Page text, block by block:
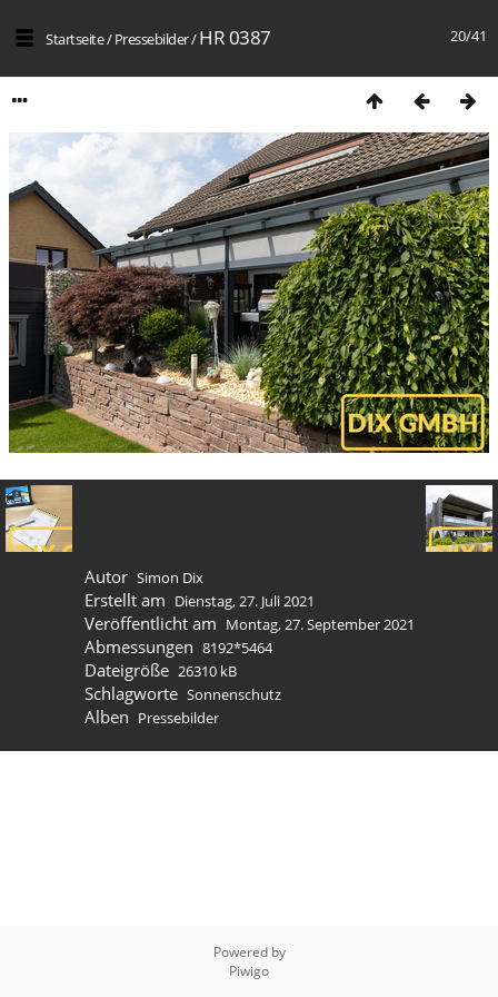
20/41
Startseite/Pressebilder/HR 0387
Autor Simon Dix
Erstellt am Dienstag, 27. Juli 2021
Veröffentlicht am Montag, 27. September 2021
Abmessungen 8192*5464
Dateigröße 26310 kB
Schlagworte Sonnenschutz
Alben Pressebilder
Powered by
Piwigo